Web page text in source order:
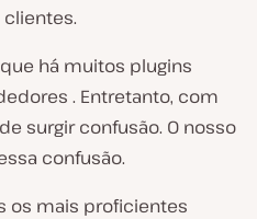
há muitos plugins
. Entretanto, com
surgir confusão. O nosso
confusão.
os mais proficientes